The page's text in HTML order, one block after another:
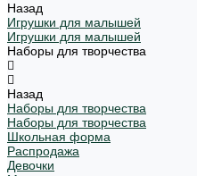
Назад
Игрушки для малышей
Игрушки для малышей
Наборы для творчества
Назад
Наборы для творчества
Наборы для творчества
Школьная форма
Распродажа
Девочки